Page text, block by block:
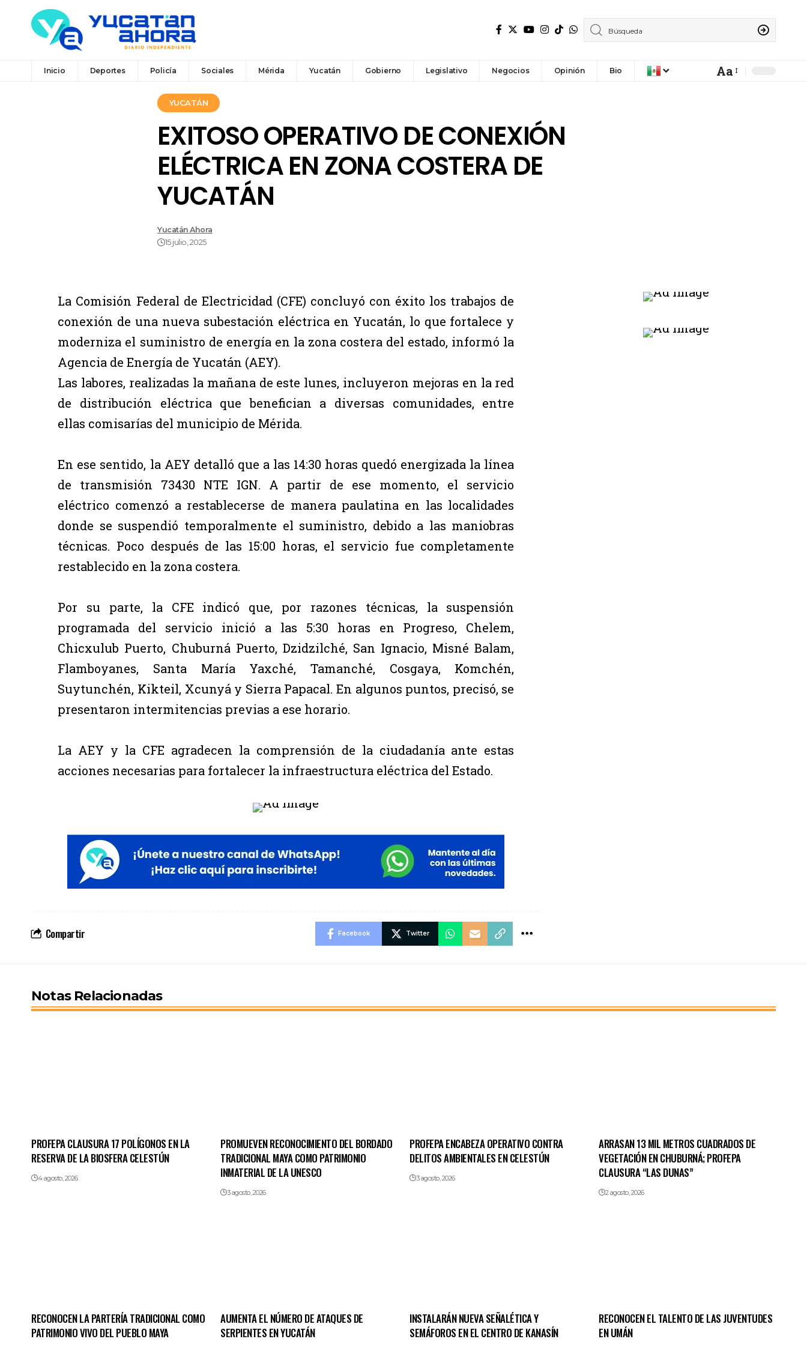
Inicio Deportes Policía Sociales Mérida Yucatán Gobierno Legislativo Negocios Opinión Bio Aa
YUCATÁN
EXITOSO OPERATIVO DE CONEXIÓN
ELÉCTRICA EN ZONA COSTERA DE
YUCATÁN
Yucatán Ahora
15 julio, 2025
La Comisión Federal de Electricidad (CFE) concluyó con éxito los trabajos de
conexión de una nueva subestación eléctrica en Yucatán, lo que fortalece y
moderniza el suministro de energía en la zona costera del estado, informó la
Agencia de Energía de Yucatán (AEY).
Las labores, realizadas la mañana de este lunes, incluyeron mejoras en la red
de distribución eléctrica que benefician a diversas comunidades, entre
ellas comisarías del municipio de Mérida.
En ese sentido, la AEY detalló que a las 14:30 horas quedó energizada la línea
de transmisión 73430 NTE IGN. A partir de ese momento, el servicio
eléctrico comenzó a restablecerse de manera paulatina en las localidades
donde se suspendió temporalmente el suministro, debido a las maniobras
técnicas. Poco después de las 15:00 horas, el servicio fue completamente
restablecido en la zona costera.
Por su parte, la CFE indicó que, por razones técnicas, la suspensión
programada del servicio inició a las 5:30 horas en Progreso, Chelem,
Chicxulub Puerto, Chuburná Puerto, Dzidzilché, San Ignacio, Misné Balam,
Flamboyanes, Santa María Yaxché, Tamanché, Cosgaya, Komchén,
Suytunchén, Kikteil, Xcunyá y Sierra Papacal. En algunos puntos, precisó, se
presentaron intermitencias previas a ese horario.
La AEY y la CFE agradecen la comprensión de la ciudadanía ante estas
acciones necesarias para fortalecer la infraestructura eléctrica del Estado.
Compartir Facebook Twitter
Notas Relacionadas
PROFEPA CLAUSURA 17 POLÍGONOS EN LA
RESERVA DE LA BIOSFERA CELESTÚN
4 agosto, 2026
PROMUEVEN RECONOCIMIENTO DEL BORDADO
TRADICIONAL MAYA COMO PATRIMONIO
INMATERIAL DE LA UNESCO
3 agosto, 2026
PROFEPA ENCABEZA OPERATIVO CONTRA
DELITOS AMBIENTALES EN CELESTÚN
3 agosto, 2026
ARRASAN 13 MIL METROS CUADRADOS DE
VEGETACIÓN EN CHUBURNÁ; PROFEPA
CLAUSURA “LAS DUNAS”
2 agosto, 2026
RECONOCEN LA PARTERÍA TRADICIONAL COMO
PATRIMONIO VIVO DEL PUEBLO MAYA
AUMENTA EL NÚMERO DE ATAQUES DE
SERPIENTES EN YUCATÁN
INSTALARÁN NUEVA SEÑALÉTICA Y
SEMÁFOROS EN EL CENTRO DE KANASÍN
RECONOCEN EL TALENTO DE LAS JUVENTUDES
EN UMÁN